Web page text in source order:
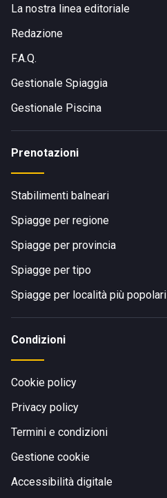
La nostra linea editoriale
Redazione
F.A.Q.
Gestionale Spiaggia
Gestionale Piscina
Prenotazioni
Stabilimenti balneari
Spiagge per regione
Spiagge per provincia
Spiagge per tipo
Spiagge per località più popolari
Condizioni
Cookie policy
Privacy policy
Termini e condizioni
Gestione cookie
Accessibilità digitale